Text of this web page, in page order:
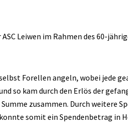
Leiwen im Rahmen des 60-
Forellen angeln, wobei jede
so kam durch den Erlös der
zusammen. Durch weitere
somit ein Spendenbetrag in